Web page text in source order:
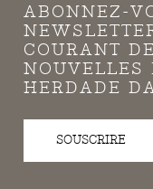
ABONNEZ-
COURANT
NOUVELLES
HERDADE
SOUSCRIRE